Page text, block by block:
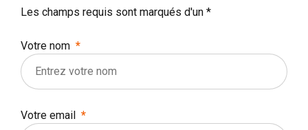
Les champs requis sont marqués d'un *
Votre nom
Votre email